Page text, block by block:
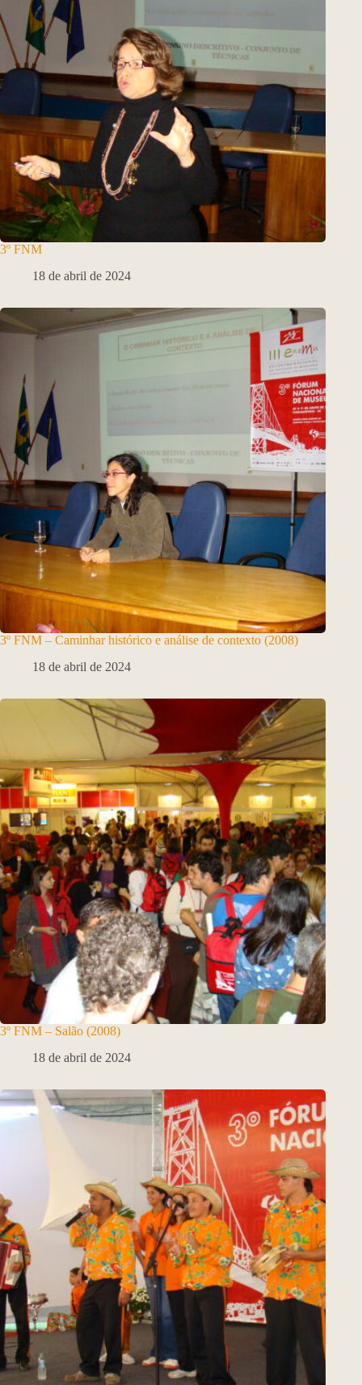
3º FNM
18 de abril de 2024
3º FNM – Caminhar histórico e análise de contexto (2008)
18 de abril de 2024
3º FNM – Salão (2008)
18 de abril de 2024